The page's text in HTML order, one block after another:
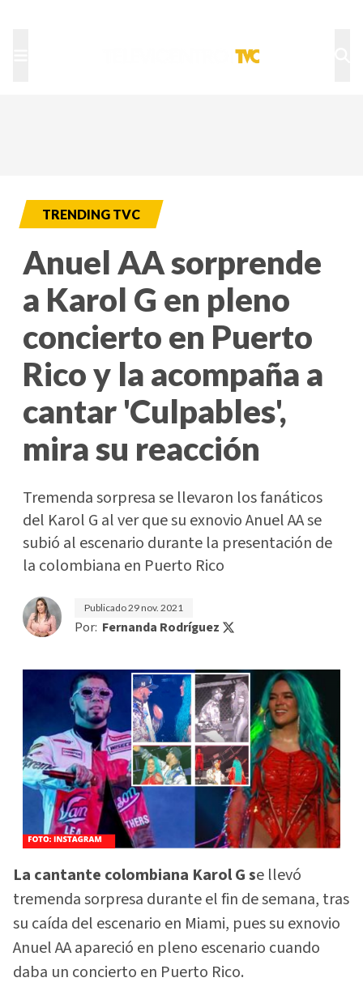
TRENDING TVC
Anuel AA sorprende
a Karol G en pleno
concierto en Puerto
Rico y la acompaña a
cantar 'Culpables',
mira su reacción
Tremenda sorpresa se llevaron los fanáticos
del Karol G al ver que su exnovio Anuel AA se
subió al escenario durante la presentación de
la colombiana en Puerto Rico
Publicado29 nov. 2021
Por: Fernanda Rodríguez
La cantante colombiana Karol G se llevó
tremenda sorpresa durante el fin de semana, tras
su caída del escenario en Miami, pues su exnovio
Anuel AA apareció en pleno escenario cuando
daba un concierto en Puerto Rico.